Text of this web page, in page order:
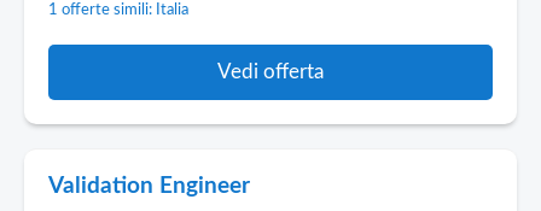
1 offerte simili: Italia
Vedi offerta
Validation Engineer